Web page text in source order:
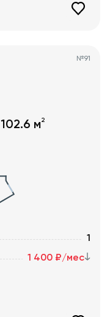
№91
102.6 м2
1
1 400 ₽/мес